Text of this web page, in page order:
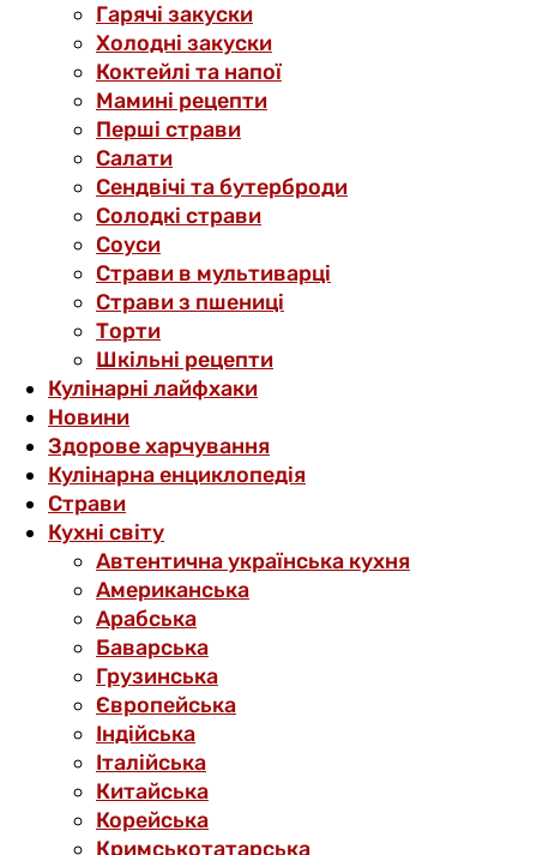
Гарячі закуски
Холодні закуски
Коктейлі та напої
Мамині рецепти
Перші страви
Салати
Сендвічі та бутерброди
Солодкі страви
Соуси
Страви в мультиварці
Страви з пшениці
Торти
Шкільні рецепти
Кулінарні лайфхаки
Новини
Здорове харчування
Кулінарна енциклопедія
Страви
Кухні світу
Автентична українська кухня
Американська
Арабська
Баварська
Грузинська
Європейська
Індійська
Італійська
Китайська
Корейська
Кримськотатарська